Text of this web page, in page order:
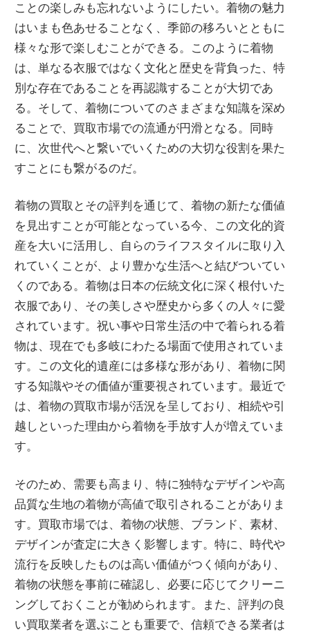
ことの楽しみも忘れないようにしたい。着物の魅力
はいまも色あせることなく、季節の移ろいとともに
様々な形で楽しむことができる。このように着物
は、単なる衣服ではなく文化と歴史を背負った、特
別な存在であることを再認識することが大切であ
る。そして、着物についてのさまざまな知識を深め
ることで、買取市場での流通が円滑となる。同時
に、次世代へと繋いでいくための大切な役割を果た
すことにも繋がるのだ。
着物の買取とその評判を通じて、着物の新たな価値
を見出すことが可能となっている今、この文化的資
産を大いに活用し、自らのライフスタイルに取り入
れていくことが、より豊かな生活へと結びついてい
くのである。着物は日本の伝統文化に深く根付いた
衣服であり、その美しさや歴史から多くの人々に愛
されています。祝い事や日常生活の中で着られる着
物は、現在でも多岐にわたる場面で使用されていま
す。この文化的遺産には多様な形があり、着物に関
する知識やその価値が重要視されています。最近で
は、着物の買取市場が活況を呈しており、相続や引
越しといった理由から着物を手放す人が増えていま
す。
そのため、需要も高まり、特に独特なデザインや高
品質な生地の着物が高値で取引されることがありま
す。買取市場では、着物の状態、ブランド、素材、
デザインが査定に大きく影響します。特に、時代や
流行を反映したものは高い価値がつく傾向があり、
着物の状態を事前に確認し、必要に応じてクリーニ
ングしておくことが勧められます。また、評判の良
い買取業者を選ぶことも重要で、信頼できる業者は